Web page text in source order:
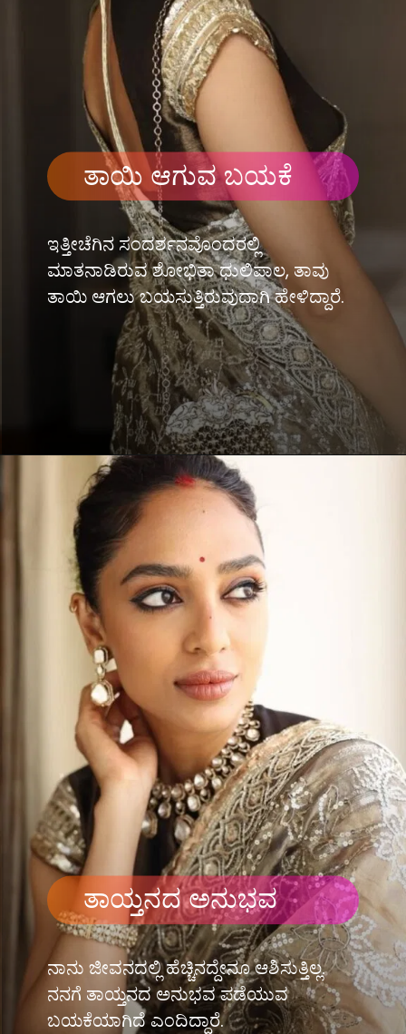
ಇತ್ತೀಚೆಗಿನ ಸಂದರ್ಶನವೊಂದರಲ್ಲಿ
ಮಾತನಾಡಿರುವ ಶೋಭಿತಾ ಧುಲಿಪಾಲ, ತಾವು
ತಾಯಿ ಆಗಲು ಬಯಸುತ್ತಿರುವುದಾಗಿ ಹೇಳಿದ್ದಾರೆ.
ತಾಯಿ ಆಗುವ ಬಯಕೆ
ನಾನು ಜೀವನದಲ್ಲಿ ಹೆಚ್ಚಿನದ್ದೇನೂ ಆಶಿಸುತ್ತಿಲ್ಲ.
ನನಗೆ ತಾಯ್ತನದ ಅನುಭವ ಪಡೆಯುವ
ಬಯಕೆಯಾಗಿದೆ ಎಂದಿದ್ದಾರೆ.
ತಾಯ್ತನದ ಅನುಭವ